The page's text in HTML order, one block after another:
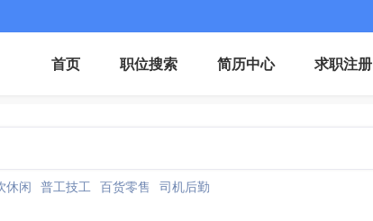
首页 职位搜索 简历中心 求职注册
休闲 普工技工 百货零售 司机后勤